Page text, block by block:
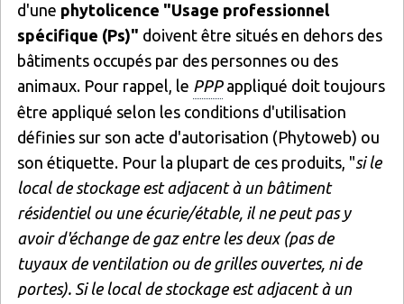
d'une phytolicence "Usage professionnel
spécifique (Ps)" doivent être situés en dehors des
bâtiments occupés par des personnes ou des
animaux. Pour rappel, le PPPappliqué doit toujours
être appliqué selon les conditions d'utilisation
définies sur son acte d'autorisation (Phytoweb) ou
son étiquette. Pour la plupart de ces produits, "si le
local de stockage est adjacent à un bâtiment
résidentiel ou une écurie/étable, il ne peut pas y
avoir d'échange de gaz entre les deux (pas de
tuyaux de ventilation ou de grilles ouvertes, ni de
portes). Si le local de stockage est adjacent à un